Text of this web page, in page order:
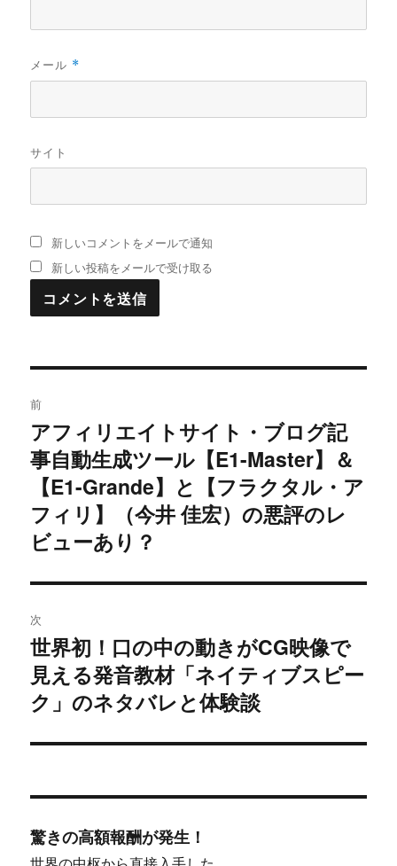
メール *
サイト
新しいコメントをメールで通知
新しい投稿をメールで受け取る
稿
ナ
ビ
ゲ
ー
シ
ョ
ン
前
過
去
の
投
稿:
アフィリエイトサイト・ブログ記
事自動生成ツール【E1-Master】＆
【E1-Grande】と【フラクタル・ア
フィリ】（今井 佳宏）の悪評のレ
ビューあり？
次
次
の
投
世界初！口の中の動きがCG映像で
見える発音教材「ネイティブスピー
ク」のネタバレと体験談
驚きの高額報酬が発生！